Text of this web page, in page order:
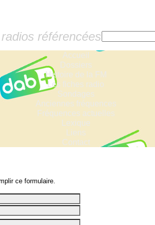
référencées
Accueil
Dossiers
Histoire de la FM
Les fiches radio
Sondages
Anciennes fréquences
Fréquences actuelles
Lexique
Liens
Contact
ce formulaire.